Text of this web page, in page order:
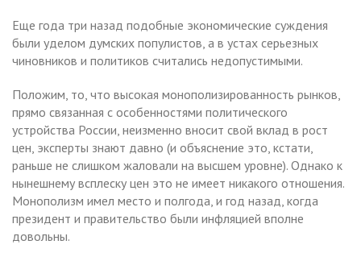
Еще года три назад подобные экономические суждения
были уделом думских популистов, а в устах серьезных
чиновников и политиков считались недопустимыми.
Положим, то, что высокая монополизированность рынков,
прямо связанная с особенностями политического
устройства России, неизменно вносит свой вклад в рост
цен, эксперты знают давно (и объяснение это, кстати,
раньше не слишком жаловали на высшем уровне). Однако к
нынешнему всплеску цен это не имеет никакого отношения.
Монополизм имел место и полгода, и год назад, когда
президент и правительство были инфляцией вполне
довольны.